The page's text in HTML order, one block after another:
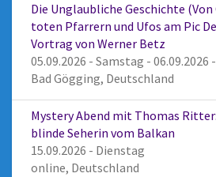
Die Unglaubliche Geschichte
toten Pfarrern und Ufos am Pic
Vortrag von Werner Betz
05.09.2026 - Samstag - 06.09.2026
Bad Gögging, Deutschland
Mystery Abend mit Thomas
blinde Seherin vom Balkan
15.09.2026 - Dienstag
online, Deutschland